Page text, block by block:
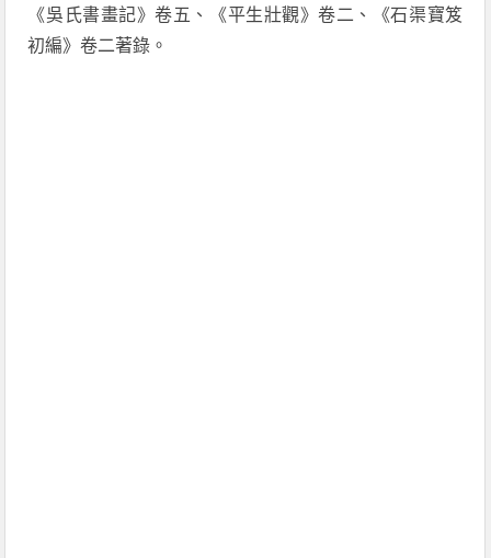
《吳氏書畫記》卷五、《平生壯觀》卷二、《石渠寶笈
初編》卷二著錄。